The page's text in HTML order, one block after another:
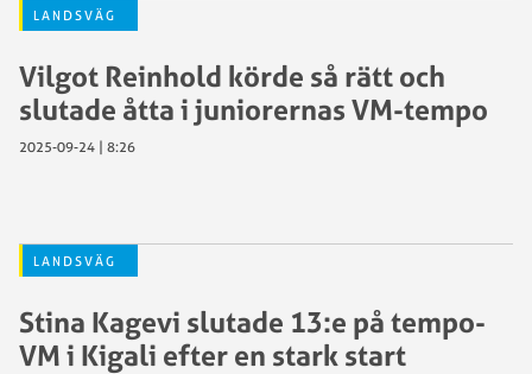
LANDSVÄG
Vilgot Reinhold körde så rätt och
slutade åtta i juniorernas VM-tempo
2025-09-24 | 8:26
LANDSVÄG
Stina Kagevi slutade 13:e på tempo-
VM i Kigali efter en stark start